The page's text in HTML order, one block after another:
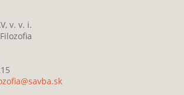
v. v. i.